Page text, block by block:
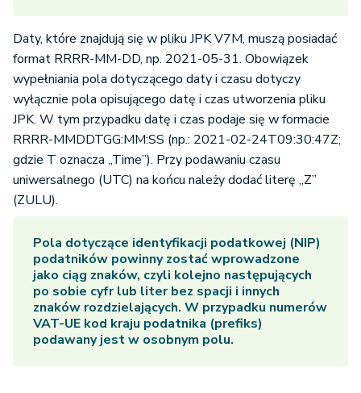
Daty, które znajdują się w pliku JPK V7M, muszą posiadać
format RRRR-MM-DD, np. 2021-05-31. Obowiązek
wypełniania pola dotyczącego daty i czasu dotyczy
wyłącznie pola opisującego datę i czas utworzenia pliku
JPK. W tym przypadku datę i czas podaje się w formacie
RRRR-MMDDTGG:MM:SS (np.: 2021-02-24T09:30:47Z;
gdzie T oznacza „Time”). Przy podawaniu czasu
uniwersalnego (UTC) na końcu należy dodać literę „Z”
(ZULU).
Pola dotyczące identyfikacji podatkowej (NIP)
podatników powinny zostać wprowadzone
jako ciąg znaków, czyli kolejno następujących
po sobie cyfr lub liter bez spacji i innych
znaków rozdzielających. W przypadku numerów
VAT-UE kod kraju podatnika (prefiks)
podawany jest w osobnym polu.